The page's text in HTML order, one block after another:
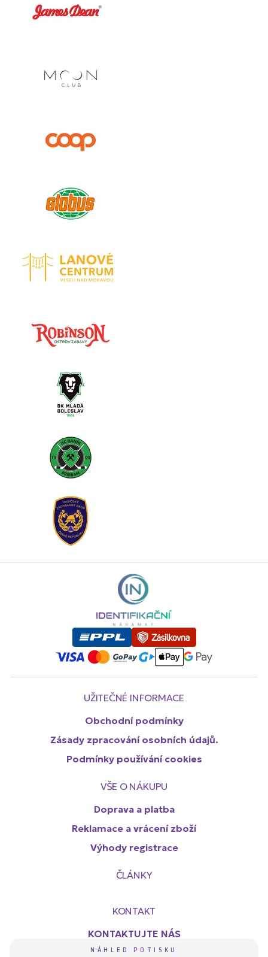
NÁHLED POTISKU
UŽITEČNÉ INFORMACE
Obchodní podmínky
Zásady zpracování osobních údajů.
Podmínky používání cookies
VŠE O NÁKUPU
Doprava a platba
Reklamace a vrácení zboží
Výhody registrace
ČLÁNKY
KONTAKT
KONTAKTUJTE NÁS